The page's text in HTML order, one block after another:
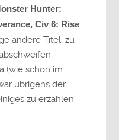
Hunter:
Civ 6: Rise
andere Titel, zu
(wie schon im
übrigens der
zu erzählen